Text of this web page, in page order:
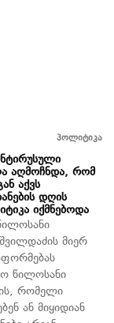
პოლიტიკა
აღმოჩნდა, რომ
აქვს
დღის
იქმნებოდა
მიერ
წილოსანი
რომელი
ან მიყიდიან